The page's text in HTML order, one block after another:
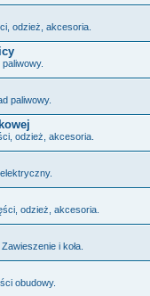
odzież, akcesoria.
paliwowy.
paliwowy.
odzież, akcesoria.
odzież, akcesoria.
Zawieszenie i koła.
obudowy.